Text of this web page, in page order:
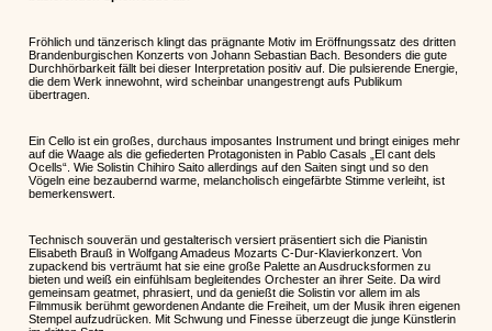
Fröhlich und tänzerisch klingt das prägnante Motiv im Eröffnungssatz des dritten
Brandenburgischen Konzerts von Johann Sebastian Bach. Besonders die gute
Durchhörbarkeit fällt bei dieser Interpretation positiv auf. Die pulsierende Energie,
die dem Werk innewohnt, wird scheinbar unangestrengt aufs Publikum
übertragen.
Ein Cello ist ein großes, durchaus imposantes Instrument und bringt einiges mehr
auf die Waage als die gefiederten Protagonisten in Pablo Casals „El cant dels
Ocells“. Wie Solistin Chihiro Saito allerdings auf den Saiten singt und so den
Vögeln eine bezaubernd warme, melancholisch eingefärbte Stimme verleiht, ist
bemerkenswert.
Technisch souverän und gestalterisch versiert präsentiert sich die Pianistin
Elisabeth Brauß in Wolfgang Amadeus Mozarts C-Dur-Klavierkonzert. Von
zupackend bis verträumt hat sie eine große Palette an Ausdrucksformen zu
bieten und weiß ein einfühlsam begleitendes Orchester an ihrer Seite. Da wird
gemeinsam geatmet, phrasiert, und da genießt die Solistin vor allem im als
Filmmusik berühmt gewordenen Andante die Freiheit, um der Musik ihren eigenen
Stempel aufzudrücken. Mit Schwung und Finesse überzeugt die junge Künstlerin